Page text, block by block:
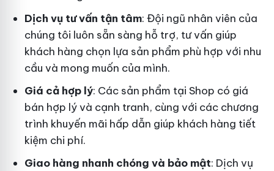
Dịch vụ tư vấn tận tâm: Đội ngũ nhân viên của
chúng tôi luôn sẵn sàng hỗ trợ, tư vấn giúp
khách hàng chọn lựa sản phẩm phù hợp với nhu
cầu và mong muốn của mình.
Giá cả hợp lý: Các sản phẩm tại Shop có giá
bán hợp lý và cạnh tranh, cùng với các chương
trình khuyến mãi hấp dẫn giúp khách hàng tiết
kiệm chi phí.
Giao hàng nhanh chóng và bảo mật: Dịch vụ